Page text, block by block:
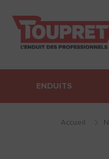
ENDUITS
Accueil